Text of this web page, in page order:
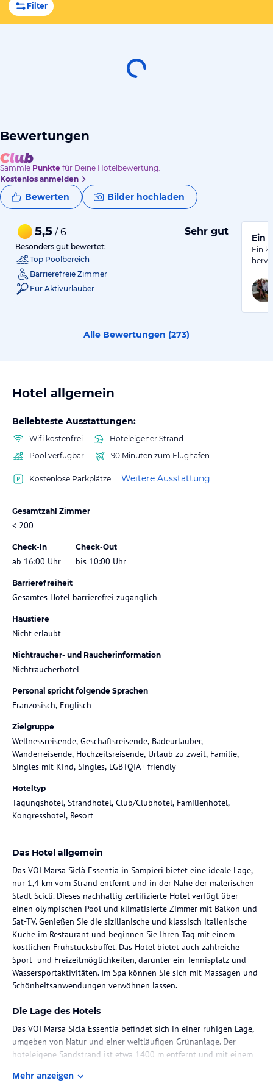
Filter
Bewertungen
Sammle Punkte für Deine Hotelbewertung.
Kostenlos anmelden
Bewerten Bilder hochladen
5,5 / 6 Sehr gut
Besonders gut bewertet:
Top Poolbereich
Barrierefreie Zimmer
Für Aktivurlauber
Ein
Ein
Alle Bewertungen (273)
Hotel allgemein
Beliebteste Ausstattungen:
Wifi kostenfrei
Hoteleigener Strand
Pool verfügbar
90 Minuten zum Flughafen
Kostenlose Parkplätze Weitere Ausstattung
Gesamtzahl Zimmer
< 200
Check-In
ab 16:00 Uhr
Check-Out
bis 10:00 Uhr
Barrierefreiheit
Gesamtes Hotel barrierefrei zugänglich
Haustiere
Nicht erlaubt
Nichtraucher- und Raucherinformation
Nichtraucherhotel
Personal spricht folgende Sprachen
Französisch, Englisch
Zielgruppe
Wellnessreisende, Geschäftsreisende, Badeurlauber,
Wanderreisende, Hochzeitsreisende, Urlaub zu zweit, Familie,
Singles mit Kind, Singles, LGBTQIA+ friendly
Hoteltyp
Tagungshotel, Strandhotel, Club/Clubhotel, Familienhotel,
Kongresshotel, Resort
Das Hotel allgemein
Das VOI Marsa Siclà Essentia in Sampieri bietet eine ideale Lage,
nur 1,4 km vom Strand entfernt und in der Nähe der malerischen
Stadt Scicli. Dieses nachhaltig zertifizierte Hotel verfügt über
einen olympischen Pool und klimatisierte Zimmer mit Balkon und
Sat-TV. Genießen Sie die sizilianische und klassisch italienische
Küche im Restaurant und beginnen Sie Ihren Tag mit einem
köstlichen Frühstücksbuffet. Das Hotel bietet auch zahlreiche
Sport- und Freizeitmöglichkeiten, darunter ein Tennisplatz und
Wassersportaktivitäten. Im Spa können Sie sich mit Massagen und
Schönheitsanwendungen verwöhnen lassen.
Die Lage des Hotels
Das VOI Marsa Siclà Essentia befindet sich in einer ruhigen Lage,
umgeben von Natur und einer weitläufigen Grünanlage. Der
hoteleigene Sandstrand ist etwa 1400 m entfernt und mit einem
km entfernt und das UNESCO-Weltkulturerbe Noto erreichen Sie in
Mehr anzeigen